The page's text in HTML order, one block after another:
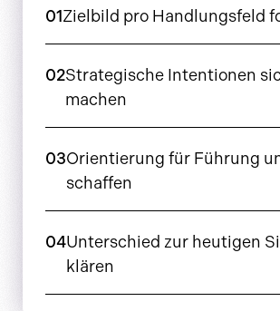
01Zielbild pro Handlungsfeld
02Strategische Intentionen
machen
03Orientierung für Führung
schaffen
04Unterschied zur heutigen
klären